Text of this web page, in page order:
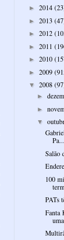
► 2014
► 2013
► 2012
► 2011
► 2010
► 2009
▼ 2008
►
►
▼
Pa...
Salão
100
PATs
Fanta